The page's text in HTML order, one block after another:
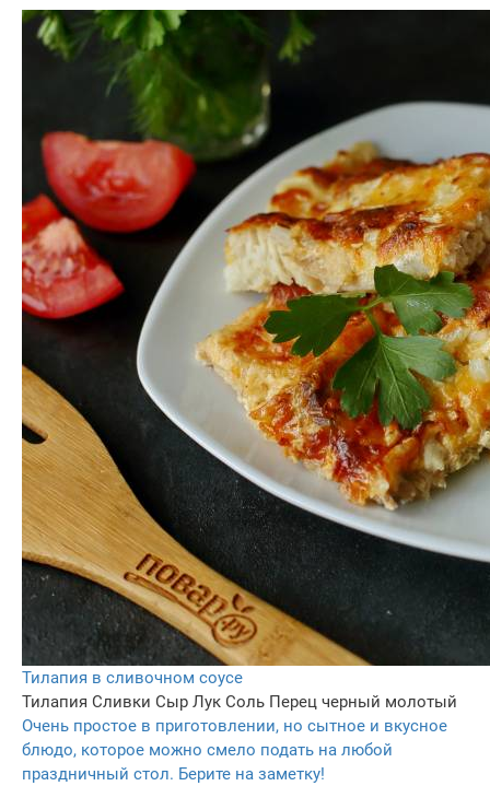
Тилапия в сливочном соусе
Тилапия Сливки Сыр Лук Соль Перец черный молотый
Очень простое в приготовлении, но сытное и вкусное
блюдо, которое можно смело подать на любой
праздничный стол. Берите на заметку!